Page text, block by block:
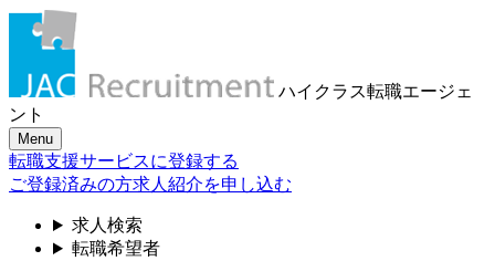
ハイクラス転職エージェ
ント
Menu
転職支援サービスに登録する
ご登録済みの方求人紹介を申し込む
求人検索
転職希望者